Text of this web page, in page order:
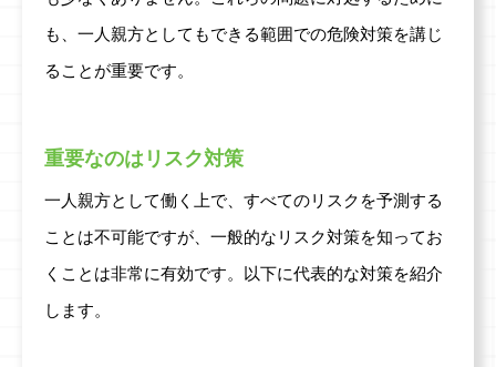
も、一人親方としてもできる範囲での危険対策を講じ
ることが重要です。
重要なのはリスク対策
一人親方として働く上で、すべてのリスクを予測する
ことは不可能ですが、一般的なリスク対策を知ってお
くことは非常に有効です。以下に代表的な対策を紹介
します。